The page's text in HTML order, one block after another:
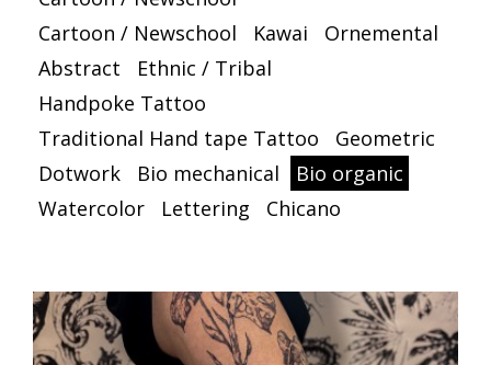
Cartoon / Newschool
Kawai
Ornemental
Abstract
Ethnic / Tribal
Handpoke Tattoo
Traditional Hand tape Tattoo
Geometric
Dotwork
Bio mechanical
Bio organic
Watercolor
Lettering Chicano